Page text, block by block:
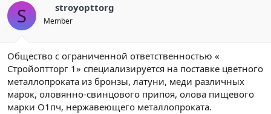
S stroyopttorg
Member
Общество с ограниченной ответственностью «
Стройоптторг 1» специализируется на поставке цветного
металлопроката из бронзы, латуни, меди различных
марок, оловянно-свинцового припоя, олова пищевого
марки О1пч, нержавеющего металлопроката.